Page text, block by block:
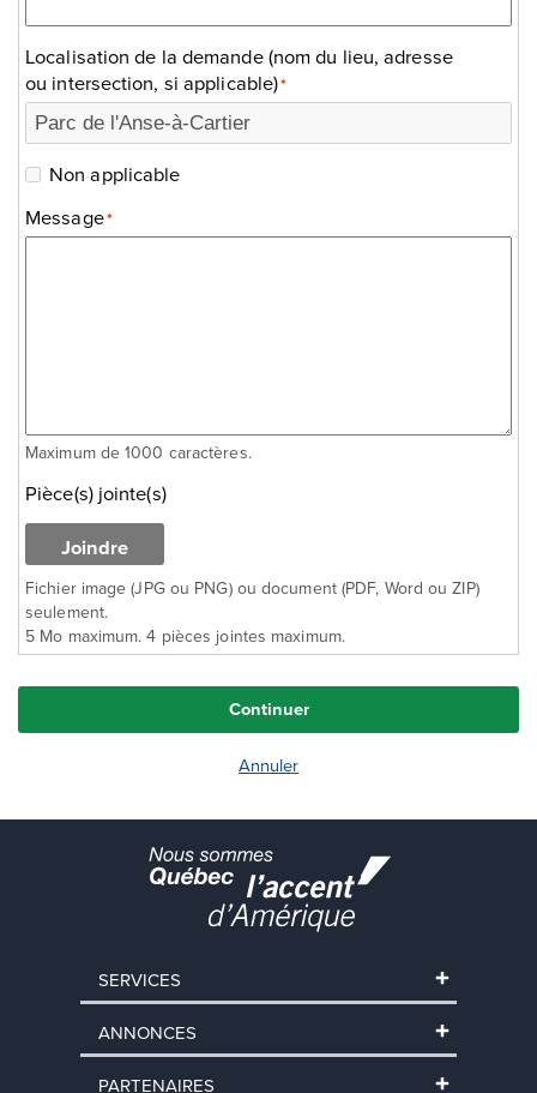
Localisation de la demande (nom du lieu, adresse
ou intersection, si applicable)*
Non applicable
Message*
Maximum de 1000 caractères.
Pièce(s) jointe(s)
Fichier image (JPG ou PNG) ou document (PDF, Word ou ZIP)
seulement.
5 Mo maximum. 4 pièces jointes maximum.
SERVICES
ANNONCES
PARTENAIRES